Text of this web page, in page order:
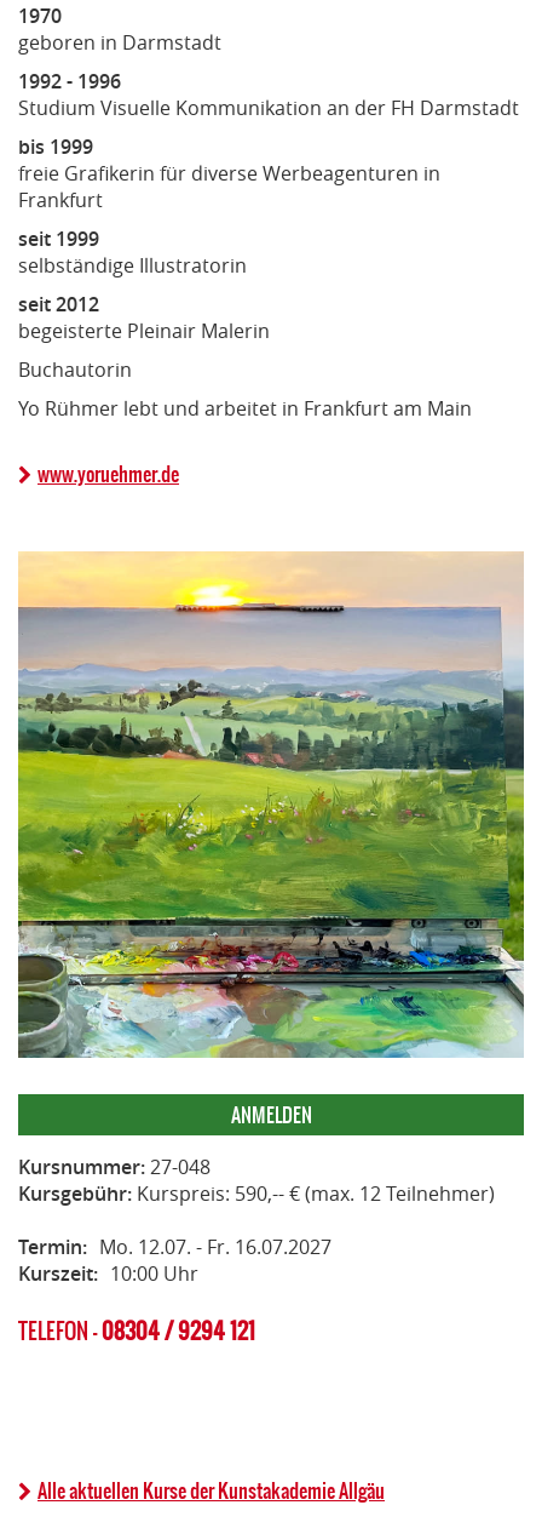
1970
geboren in Darmstadt
1992 - 1996
Studium Visuelle Kommunikation an der FH Darmstadt
bis 1999
freie Grafikerin für diverse Werbeagenturen in
Frankfurt
seit 1999
selbständige Illustratorin
seit 2012
begeisterte Pleinair Malerin
Buchautorin
Yo Rühmer lebt und arbeitet in Frankfurt am Main
www.yoruehmer.de
ANMELDEN
Kursnummer:27-048
Kursgebühr: Kurspreis: 590,-- € (max. 12 Teilnehmer)
Termin: Mo. 12.07. - Fr. 16.07.2027
Kurszeit: 10:00 Uhr
TELEFON -08304 / 9294 121
Alle aktuellen Kurse der Kunstakademie Allgäu